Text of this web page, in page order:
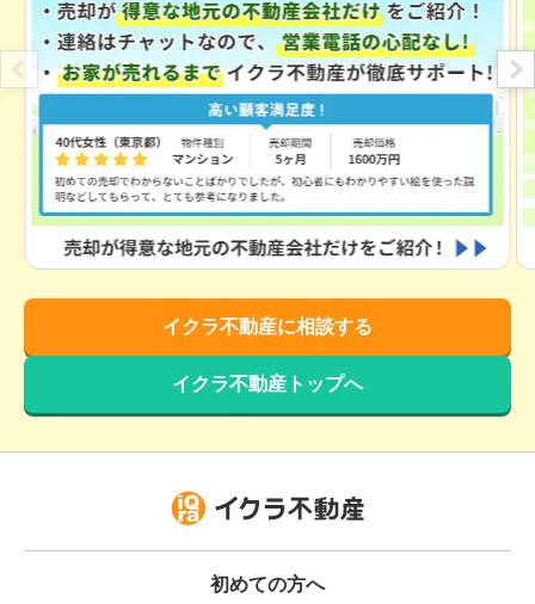
イクラ不動産に相談する
イクラ不動産トップへ
初めての方へ